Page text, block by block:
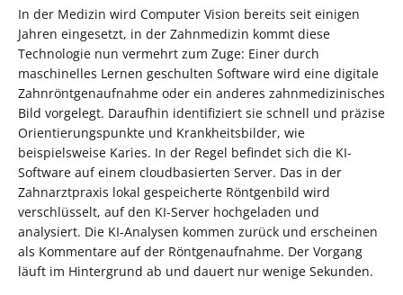
In der Medizin wird Computer Vision bereits seit einigen
Jahren eingesetzt, in der Zahnmedizin kommt diese
Technologie nun vermehrt zum Zuge: Einer durch
maschinelles Lernen geschulten Software wird eine digitale
Zahnröntgenaufnahme oder ein anderes zahnmedizinisches
Bild vorgelegt. Daraufhin identifiziert sie schnell und präzise
Orientierungspunkte und Krankheitsbilder, wie
beispielsweise Karies. In der Regel befindet sich die KI-
Software auf einem cloudbasierten Server. Das in der
Zahnarztpraxis lokal gespeicherte Röntgenbild wird
verschlüsselt, auf den KI-Server hochgeladen und
analysiert. Die KI-Analysen kommen zurück und erscheinen
als Kommentare auf der Röntgenaufnahme. Der Vorgang
läuft im Hintergrund ab und dauert nur wenige Sekunden.